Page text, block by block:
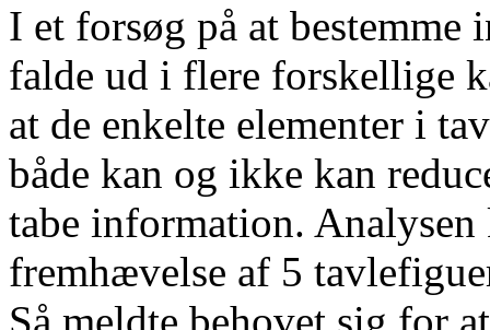
I et forsøg på at bestemme
falde ud i flere forskellige
at de enkelte elementer i
både kan og ikke kan
tabe information.
fremhævelse af 5
Så meldte behovet sig for